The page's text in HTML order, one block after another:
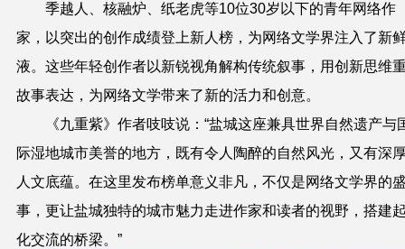
季越人、核融炉、纸老虎等10位30岁以下的青年网络作
家，以突出的创作成绩登上新人榜，为网络文学界注入了新
液。这些年轻创作者以新锐视角解构传统叙事，用创新思维
故事表达，为网络文学带来了新的活力和创意。
《九重紫》作者吱吱说：“盐城这座兼具世界自然遗产与
际湿地城市美誉的地方，既有令人陶醉的自然风光，又有深
人文底蕴。在这里发布榜单意义非凡，不仅是网络文学界的
事，更让盐城独特的城市魅力走进作家和读者的视野，搭建
化交流的桥梁。”